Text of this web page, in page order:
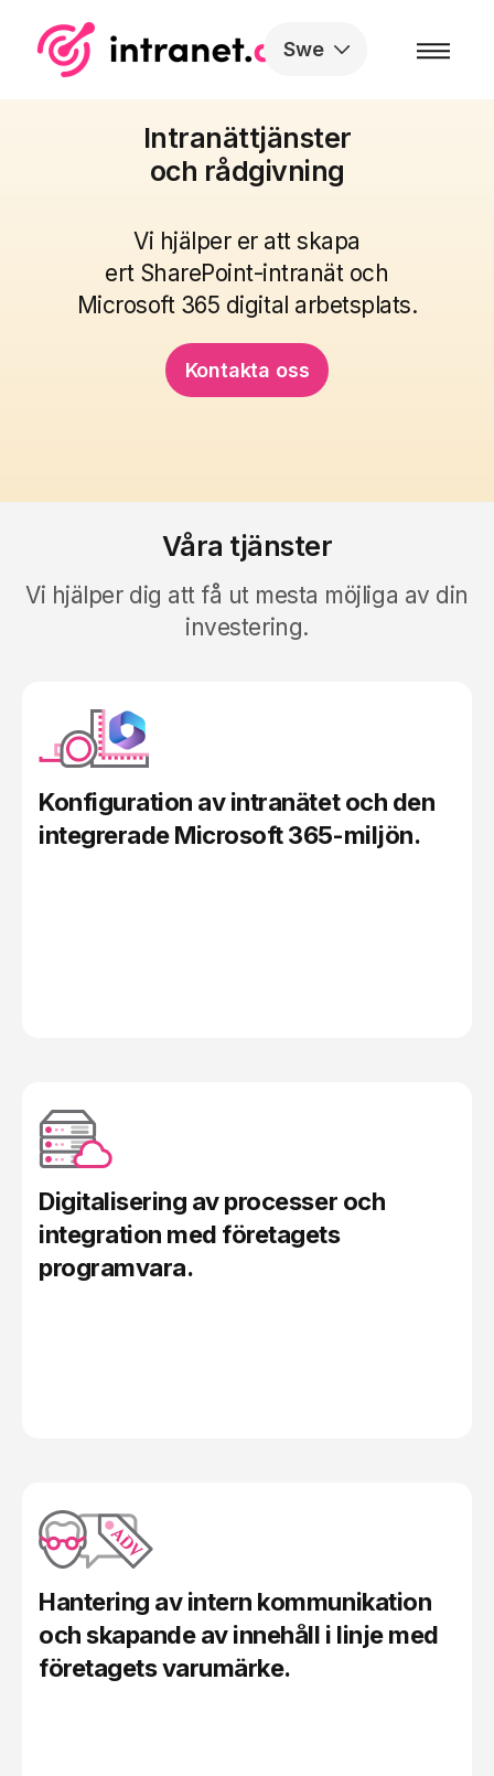
Swe
Intranättjänster
och rådgivning
Vi hjälper er att skapa
ert SharePoint-intranät och
Microsoft 365 digital arbetsplats.
Kontakta oss
Våra tjänster
Vi hjälper dig att få ut mesta möjliga av din
investering.
Konfiguration av intranätet och den
integrerade Microsoft 365-miljön.
Digitalisering av processer och
integration med företagets
programvara.
Hantering av intern kommunikation
och skapande av innehåll i linje med
företagets varumärke.